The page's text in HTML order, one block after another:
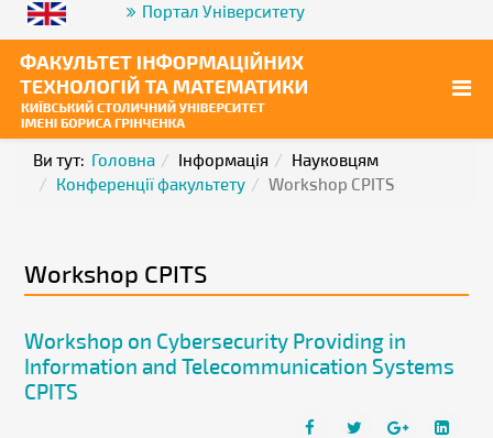
Портал Університету
Ви тут: Головна Інформація
Науковцям
Конференції факультету
Workshop CPITS
Workshop CPITS
Workshop on Cybersecurity Providing in
Information and Telecommunication Systems
CPITS